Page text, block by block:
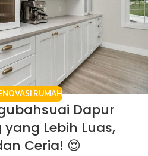
RUMAH
Dapur
Lebih Luas,
Ceria! 😍